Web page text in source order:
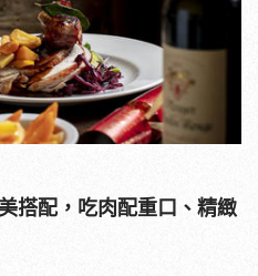
搭配，吃肉配重口、精緻